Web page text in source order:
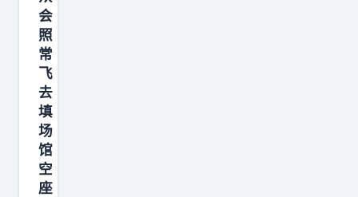
刺
。
意
味
着
每
一
笔
会
照
常
飞
去
填
场
馆
空
座